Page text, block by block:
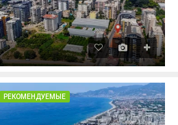
РЕКОМЕНДУЕМЫЕ